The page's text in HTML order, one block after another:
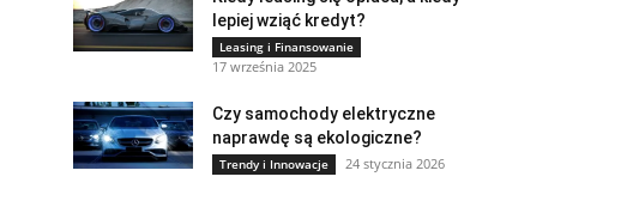
lepiej wziąć kredyt?
Leasing i Finansowanie
17 września 2025
Czy samochody elektryczne
naprawdę są ekologiczne?
Trendy i Innowacje 24 stycznia 2026